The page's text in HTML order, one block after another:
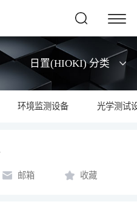
日置(HIOKI) 分类
环境监测设备 光学测试
邮箱 收藏